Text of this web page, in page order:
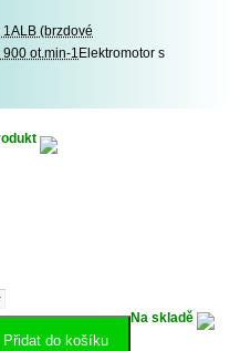
(brzdové
ot.min-1 Elektromotor s
Na skladě
Přidat do košíku